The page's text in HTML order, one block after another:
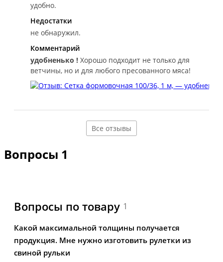
удобно.
Недостатки
не обнаружил.
Комментарий
удобненько ! Хорошо подходит не только для
ветчины, но и для любого пресованного мяса!
Все отзывы
Вопросы 1
Вопросы по товару 1
Какой максимальной толщины получается
продукция. Мне нужно изготовить рулетки из
свиной рульки